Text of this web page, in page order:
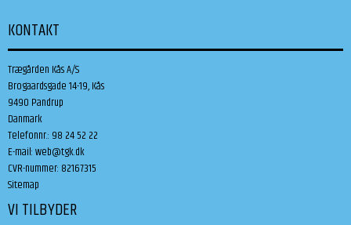
KONTAKT
Trægården Kås A/S
Brogaardsgade 14-19, Kås
9490 Pandrup
Danmark
Telefonnr.: 98 24 52 22
E-mail:web@tgk.dk
CVR-nummer: 82167315
Sitemap
VI TILBYDER